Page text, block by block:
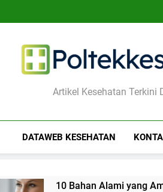
Poltekkes
Artikel Kesehatan Terkini
DATAWEB KESEHATAN
10 Bahan Alami yang Ampuh